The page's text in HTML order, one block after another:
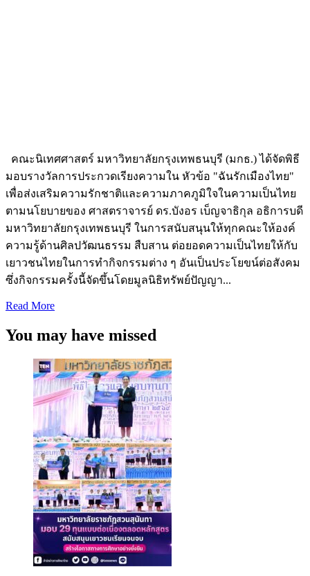
คณะนิเทศศาสตร์ มหาวิทยาลัยกรุงเทพธนบุรี (มกธ.) ได้จัดพิธี
มอบรางวัลการประกวดเรียงความใน หัวข้อ "ฉันรักเมืองไทย"
เพื่อส่งเสริมความรักชาติและความภาคภูมิใจในความเป็นไทย
ตามนโยบายของ ศาสตราจารย์ ดร.บังอร เบ็ญจาธิกุล อธิการบดี
มหาวิทยาลัยกรุงเทพธนบุรี ในการสนับสนุนให้ทุกคณะให้องค์
ความรู้ด้านศิลปวัฒนธรรม สืบสาน ต่อยอดความเป็นไทยให้กับ
เยาวชนไทยในการทำกิจกรรมต่าง ๆ อันเป็นประโยขน์ต่อสังคม
ซึ่งกิจกรรมครั้งนี้จัดขึ้นโดยมูลนิธิทรัพย์ปัญญา...
Read MoreRead
about
“นิเทศ(มกธ.)
จับ
มือ
มูลนิธิ
ทรัพย์
ปัญญา
กองทัพ
เรือ
และ
GPSC
มอบ
รางวัล
การ
ประกวด
You may have missed